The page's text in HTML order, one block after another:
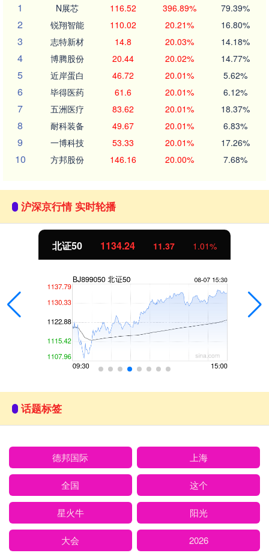
1
N展芯 116.52 396.89% 79.39%
2 锐翔智能 110.02 20.21% 16.80%
3 志特新材 14.8 20.03% 14.18%
4 博腾股份 20.44 20.02% 14.77%
5 近岸蛋白 46.72 20.01% 5.62%
6 毕得医药 61.6 20.01% 6.12%
7 五洲医疗 83.62 20.01% 18.37%
8 耐科装备 49.67 20.01% 6.83%
9 一博科技 53.33 20.01% 17.26%
10 方邦股份 146.16 20.00% 7.68%
沪深京行情 实时轮播
北证50 1134.24 11.37 1.01%
话题标签
德邦国际 上海
全国 这个
星火牛 阳光
大会 2026